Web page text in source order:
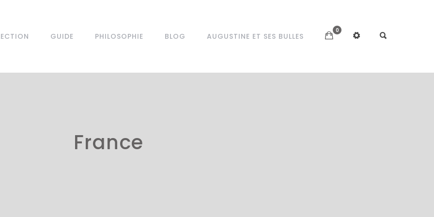
GUIDE PHILOSOPHIE BLOG AUGUSTINE ET SES BULLES
0
France